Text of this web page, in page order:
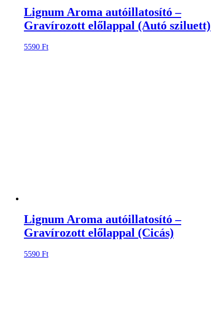
Lignum Aroma autóillatosító –
Gravírozott előlappal (Autó sziluett)
5590 Ft
Lignum Aroma autóillatosító –
Gravírozott előlappal (Cicás)
5590 Ft